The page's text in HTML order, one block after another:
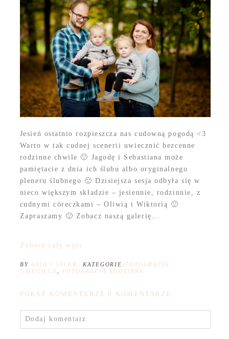
Jesień ostatnio rozpieszcza nas cudowną pogodą <3
Warto w tak cudnej scenerii uwiecznić bezcenne
rodzinne chwile 🙂 Jagodę i Sebastiana może
pamiętacie z dnia ich ślubu albo oryginalnego
pleneru ślubnego 🙂 Dzisiejsza sesja odbyła się w
nieco większym składzie – jesiennie, rodzinnie, z
cudnymi córeczkami – Oliwią i Wiktorią 🙂
Zapraszamy 🙂 Zobacz naszą galerię...
Zobacz cały wpis
BY ANIA I JACEK KATEGORIE: FOTOGRAFIA
DZIECIĘCA
FOTOGRAFIA RODZINNA
POKAŻ KOMENTARZE 0 KOMENTARZE
Dodaj komentarz